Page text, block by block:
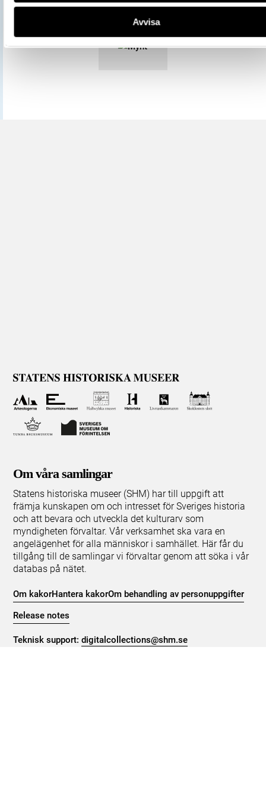
Avvisa
Mer information om licenser hos Statens historiska museer.
Om våra samlingar
Statens historiska museer (SHM) har till uppgift att
främja kunskapen om och intresset för Sveriges historia
och att bevara och utveckla det kulturarv som
myndigheten förvaltar. Vår verksamhet ska vara en
angelägenhet för alla människor i samhället. Här får du
tillgång till de samlingar vi förvaltar genom att söka i vår
databas på nätet.
Om kakorHantera kakorOm behandling av personuppgifter
Release notes
Teknisk support:digitalcollections@shm.se